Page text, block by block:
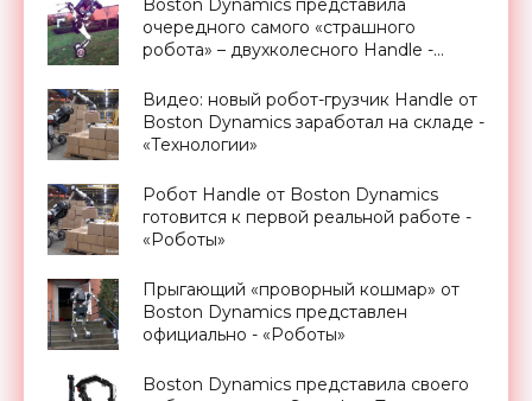
Boston Dynamics представила
очередного самого «страшного
робота» – двухколесного Handle -
Видео: новый робот-грузчик Handle от
Boston Dynamics заработал на складе -
«Технологии»
Робот Handle от Boston Dynamics
готовится к первой реальной работе -
«Роботы»
Прыгающий «проворный кошмар» от
Boston Dynamics представлен
официально - «Роботы»
Boston Dynamics представила своего